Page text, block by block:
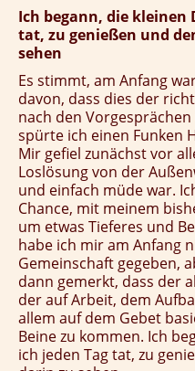
Ich begann, die kleinen
tat, zu genießen und
sehen
Es stimmt, am Anfang
davon, dass dies der
nach den
spürte ich einen Funken
Mir gefiel zunächst vor
Loslösung von der
und einfach müde war.
Chance, mit meinem
um etwas Tieferes und
habe ich mir am Anfang
Gemeinschaft gegeben,
dann gemerkt, dass der
der auf Arbeit, dem
allem auf dem Gebet
Beine zu kommen. Ich
ich jeden Tag tat, zu